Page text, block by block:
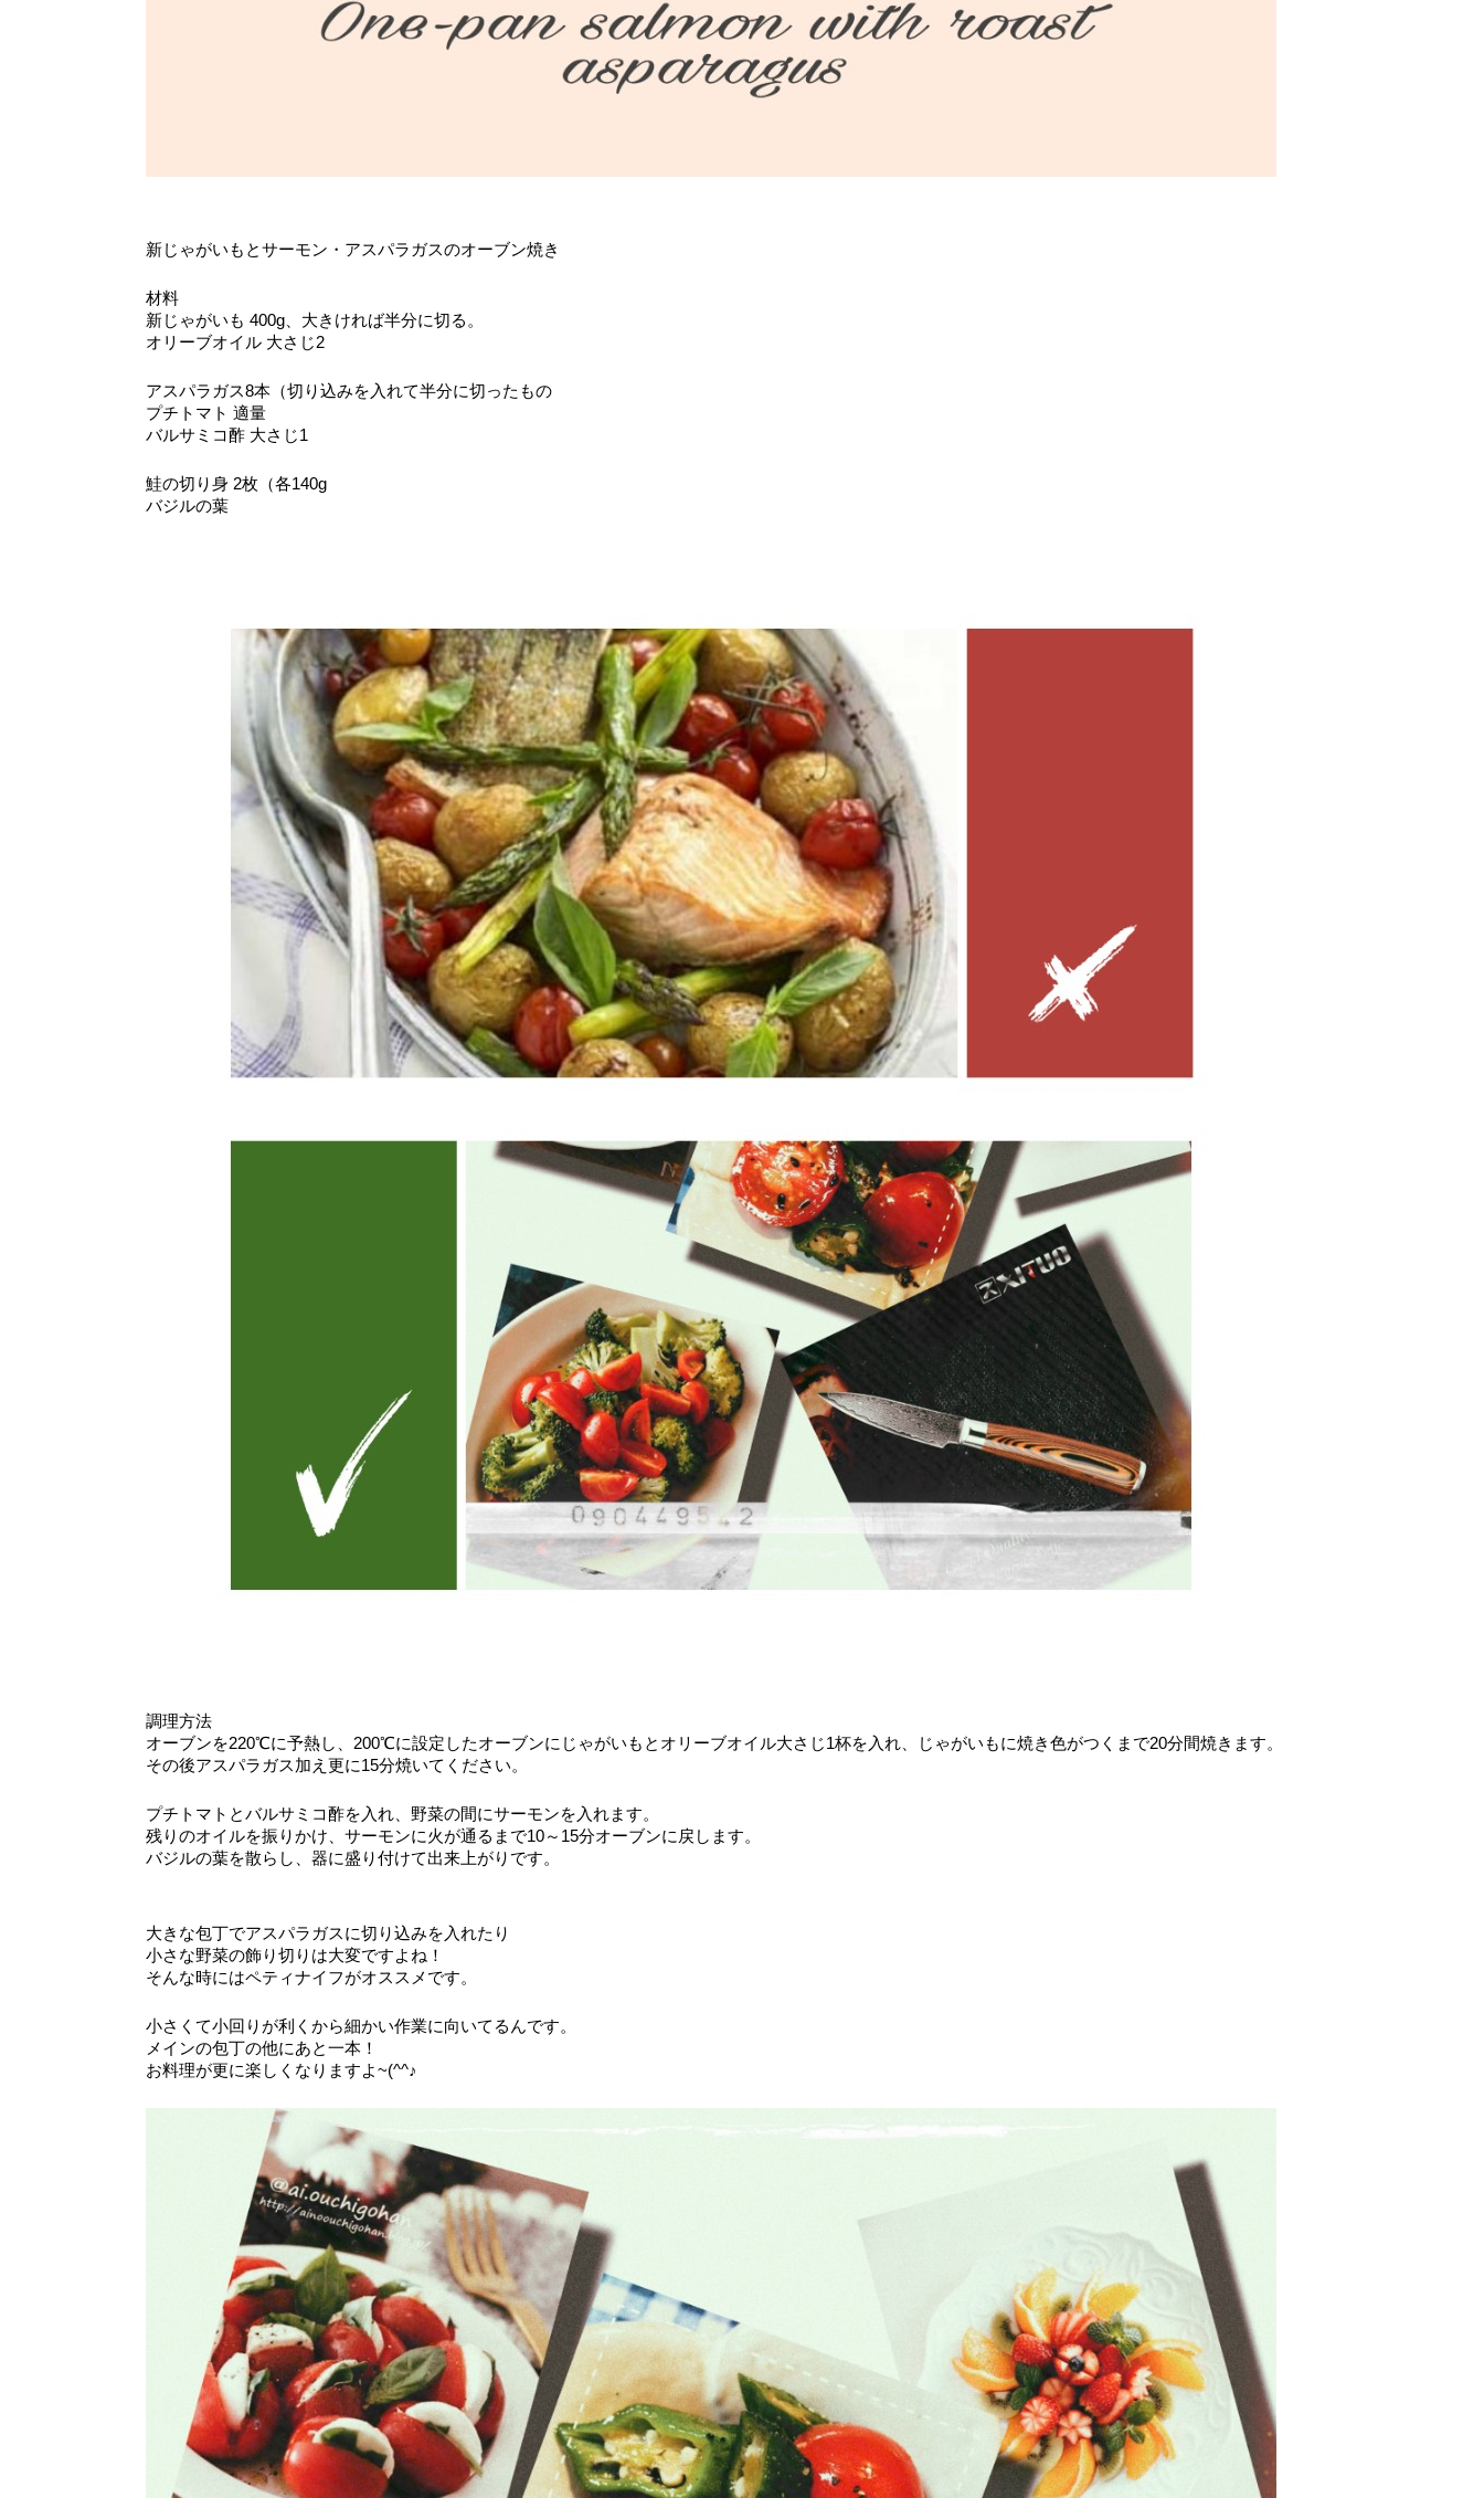
新じゃがいもとサーモン・アスパラガスのオーブン焼き
材料
新じゃがいも 400g、大きければ半分に切る。
オリーブオイル 大さじ2
アスパラガス8本（切り込みを入れて半分に切ったもの
プチトマト 適量
バルサミコ酢 大さじ1
鮭の切り身 2枚（各140g
バジルの葉
調理方法
オーブンを220℃に予熱し、200℃に設定したオーブンにじゃがいもとオリーブオイル大さじ1杯を入れ、じゃがいもに焼き色がつくまで20分間焼きます。
その後アスパラガス加え更に15分焼いてください。
プチトマトとバルサミコ酢を入れ、野菜の間にサーモンを入れます。
残りのオイルを振りかけ、サーモンに火が通るまで10～15分オーブンに戻します。
バジルの葉を散らし、器に盛り付けて出来上がりです。
大きな包丁でアスパラガスに切り込みを入れたり
小さな野菜の飾り切りは大変ですよね！
そんな時にはペティナイフがオススメです。
小さくて小回りが利くから細かい作業に向いてるんです。
メインの包丁の他にあと一本！
お料理が更に楽しくなりますよ~(^^♪